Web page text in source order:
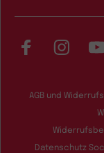
FacebookInstagram
AGB und
Datenschutz